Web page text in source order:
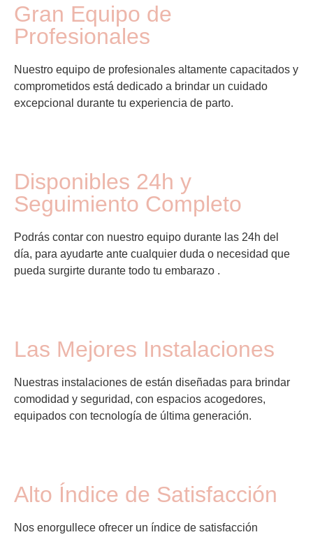
Gran Equipo de
Profesionales
Nuestro equipo de profesionales altamente capacitados y
comprometidos está dedicado a brindar un cuidado
excepcional durante tu experiencia de parto.
Disponibles 24h y
Seguimiento Completo
Podrás contar con nuestro equipo durante las 24h del
día, para ayudarte ante cualquier duda o necesidad que
pueda surgirte durante todo tu embarazo .
Las Mejores Instalaciones
Nuestras instalaciones de están diseñadas para brindar
comodidad y seguridad, con espacios acogedores,
equipados con tecnología de última generación.
Alto Índice de Satisfacción
Nos enorgullece ofrecer un índice de satisfacción